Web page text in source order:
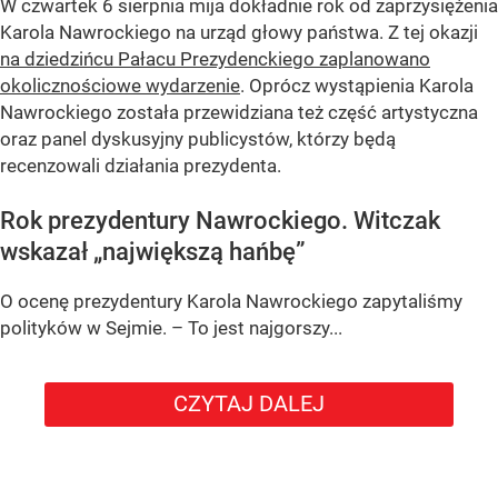
W czwartek 6 sierpnia mija dokładnie rok od zaprzysiężenia
Karola Nawrockiego na urząd głowy państwa. Z tej okazji
na dziedzińcu Pałacu Prezydenckiego zaplanowano
okolicznościowe wydarzenie. Oprócz wystąpienia Karola
Nawrockiego została przewidziana też część artystyczna
oraz panel dyskusyjny publicystów, którzy będą
recenzowali działania prezydenta.
Rok prezydentury Nawrockiego. Witczak
wskazał „największą hańbę”
O ocenę prezydentury Karola Nawrockiego zapytaliśmy
polityków w Sejmie. – To jest najgorszy...
CZYTAJ DALEJ